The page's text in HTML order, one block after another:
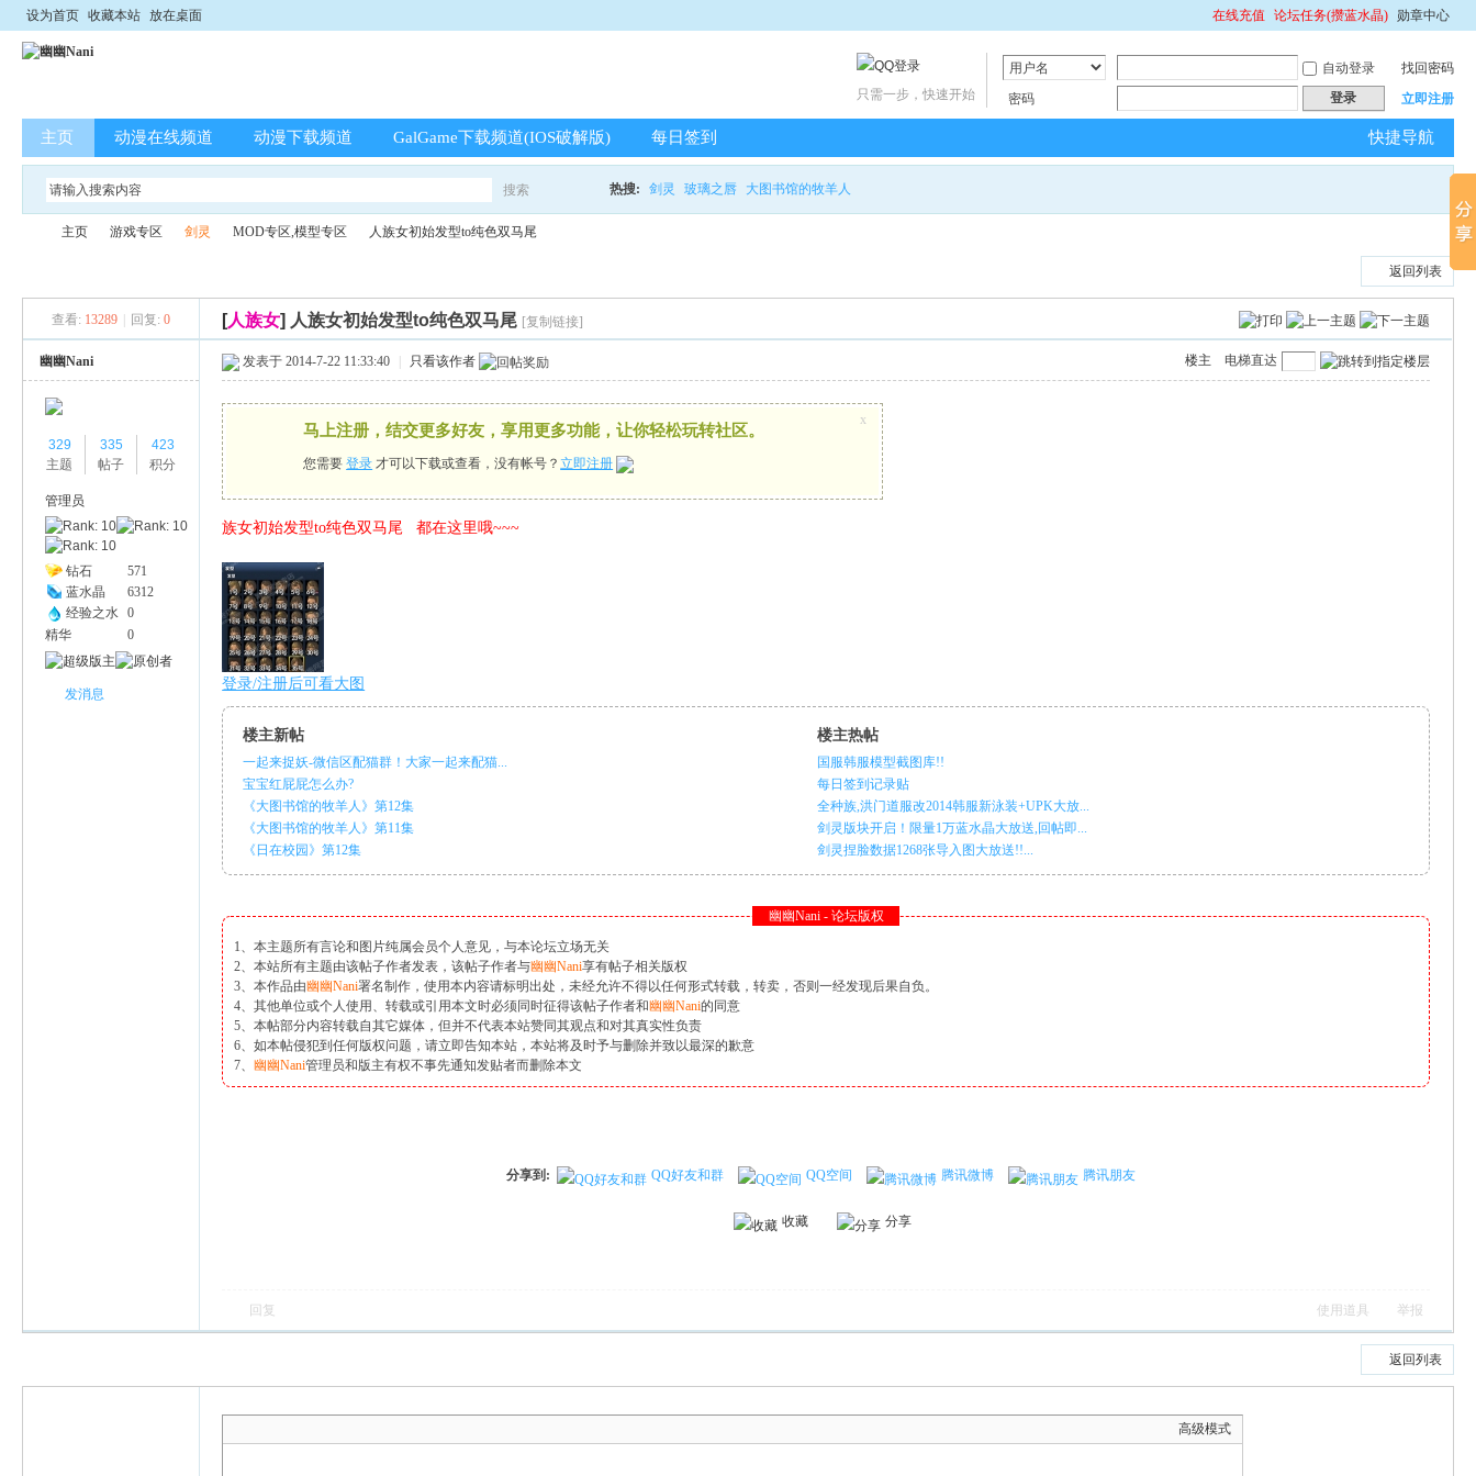
设为首页 收藏本站 放在桌面 在线充值 论坛任务(攒蓝水晶) 勋章中心
自动登录
找回密码
密码
登录 立即注册
只需一步，快速开始
快捷导航
主页 动漫在线频道 动漫下载频道 GalGame下载频道(IOS破解版) 每日签到
搜索
索
热搜: 剑灵 玻璃之唇 大图书馆的牧羊人
主页
›
游戏专区
›
剑灵 MOD专区,模型专区
›
人族女初始发型to纯色双马尾
返回列表
查看: 13289 回复: 0 [人族女] 人族女初始发型to纯色双马尾 [复制链接]
幽幽Nani
329
主题
335
帖子
423
积分
管理员
钻石
571
蓝水晶
6312
经验之水 0
精华
0
发消息
电梯直达
楼主
发表于 2014-7-22 11:33:40 只看该作者
马上注册，结交更多好友，享用更多功能，让你轻松玩转社区。
您需要登录 才可以下载或查看，没有帐号？立即注册
x
族女初始发型to纯色双马尾 都在这里哦~~~
登录/注册后可看大图
楼主新帖
一起来捉妖-微信区配猫群！大家一起来配猫...
宝宝红屁屁怎么办?
《大图书馆的牧羊人》第12集
《大图书馆的牧羊人》第11集
《日在校园》第12集
楼主热帖
国服韩服模型截图库!!
每日签到记录贴
全种族,洪门道服改2014韩服新泳装+UPK大放...
剑灵版块开启！限量1万蓝水晶大放送,回帖即...
剑灵捏脸数据1268张导入图大放送!!...
幽幽Nani - 论坛版权
1、本主题所有言论和图片纯属会员个人意见，与本论坛立场无关
2、本站所有主题由该帖子作者发表，该帖子作者与幽幽Nani享有帖子相关版权
3、本作品由幽幽Nani署名制作，使用本内容请标明出处，未经允许不得以任何形式转载，转卖，否则一经发现后果自负。
4、其他单位或个人使用、转载或引用本文时必须同时征得该帖子作者和幽幽Nani的同意
5、本帖部分内容转载自其它媒体，但并不代表本站赞同其观点和对其真实性负责
6、如本帖侵犯到任何版权问题，请立即告知本站，本站将及时予与删除并致以最深的歉意
7、 幽幽Nani管理员和版主有权不事先通知发贴者而删除本文
分享到: QQ好友和群 QQ空间 腾讯微博 腾讯朋友
收藏 分享
回复 使用道具 举报
返回列表
高级模式